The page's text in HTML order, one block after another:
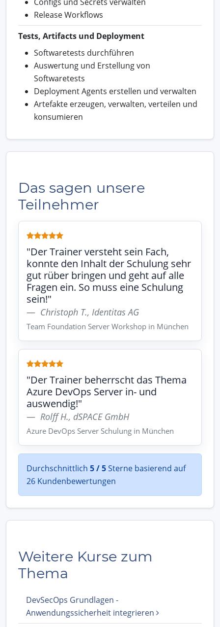
Release Workflows
Tests, Artifacts und Deployment
Softwaretests durchführen
Auswertung und Erstellung von
Softwaretests
Deployment Agents erstellen und verwalten
Artefakte erzeugen, verwalten, verteilen und
konsumieren
Das sagen unsere
Teilnehmer
"Der Trainer versteht sein Fach,
konnte den Inhalt der Schulung sehr
gut rüber bringen und geht auf alle
Fragen ein. So muss eine Schulung
sein!"
Christoph T., Identitas AG
Team Foundation Server Workshop in München
"Der Trainer beherrscht das Thema
Azure DevOps Server in- und
auswendig!"
Rolff H., dSPACE GmbH
Azure DevOps Server Schulung in München
Durchschnittlich 5 / 5Sterne basierend auf
26 Kundenbewertungen
Weitere Kurse zum
Thema
DevSecOps Grundlagen -
Anwendungssicherheit integrieren